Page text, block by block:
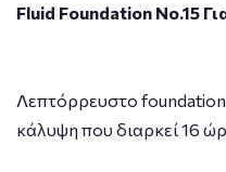
Fluid Foundation No.15
Λεπτόρρευστο
κάλυψη που διαρκεί 16